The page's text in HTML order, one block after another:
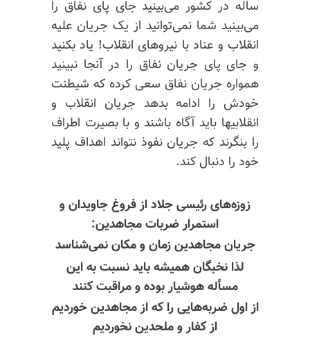
ساله در کشور می‌بینید جای پای نفاق را
می‌بینید شما نمی‌توانید از یک جریان علیه
انقلاب و عناد با نیروهای انقلاب! یاد بکنید
و جای پای جریان نفاق را در آنجا نبینید
همواره جریان نفاق سعی کرده که شیطنت
خودش را ادامه بدهد جریان انقلاب و
انقلابیها باید آگاه باشند و با بصیرت اطراف
را بنگرند که جریان نفوذ نتواند اهداف پلید
خود را دنبال کند.
زوزه‌های رئیسی جلاد از فروغ جاویدان و
استمرار ضربات مجاهدین:
جریان مجاهدین زمان و مکان نمی‌شناسد
لذا نخبگان همیشه باید نسبت به این
مسأله هوشیار بوده و مراقبت کنند
از اول ضربه‌هایی را که از مجاهدین خوردیم
از کفار و ملحدین نخوردیم